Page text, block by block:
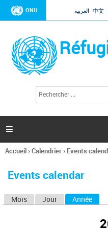
Jump
ONU العربية 中文
l
c
h
e

Vous
ici
Accueil›Calendrier› Events
Events calendar
Mois Jour Année